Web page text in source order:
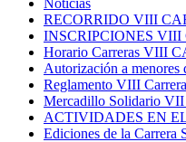
RECORRIDO VIII
INSCRIPCIONES
Horario Carreras VIII
Autorización a menores
Reglamento VIII
Mercadillo Solidario VII
ACTIVIDADES EN
Ediciones de la Carrera